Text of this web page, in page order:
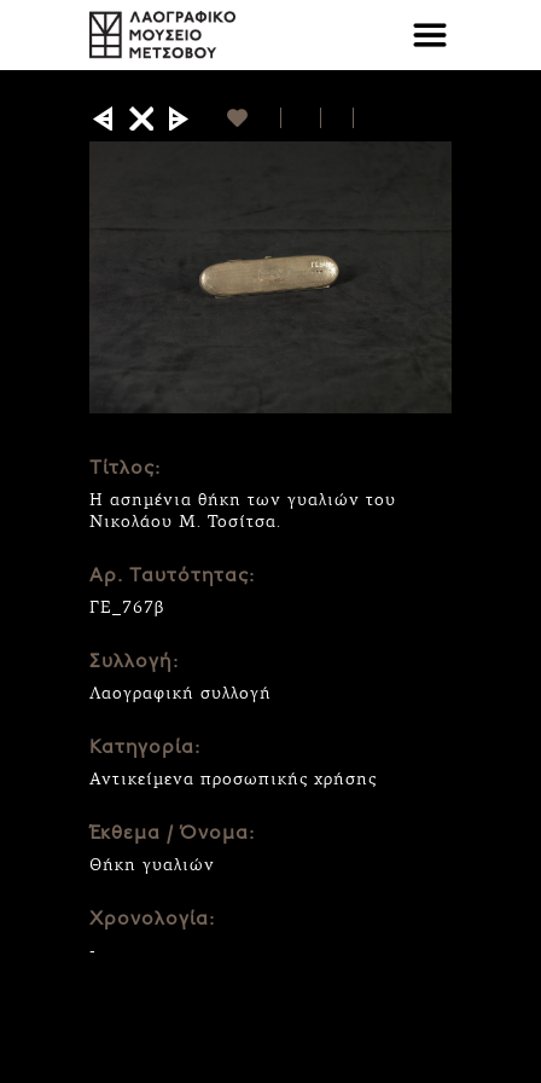
Τίτλος:
Η ασημένια θήκη των γυαλιών του
Νικολάου Μ. Τοσίτσα.
Αρ. Ταυτότητας:
ΓΕ_767β
Συλλογή:
Λαογραφική συλλογή
Κατηγορία:
Αντικείμενα προσωπικής χρήσης
Έκθεμα / Όνομα:
Θήκη γυαλιών
Χρονολογία:
-